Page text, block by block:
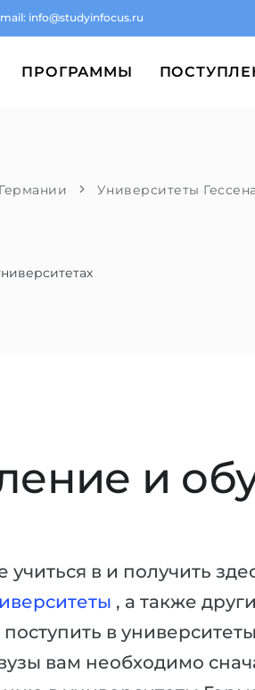
info@studyinfocus.ru
ПРОГРАММЫ
Университеты Гессена
и
учиться в и получить
, а также
поступить в
вам необходимо